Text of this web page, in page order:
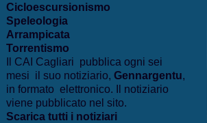
Cicloescursionismo
Speleologia
Arrampicata
Torrentismo
Il CAI Cagliari pubblica ogni sei
mesi il suo notiziario, Gennargentu,
in formato elettronico. Il notiziario
viene pubblicato nel sito.
Scarica tutti i notiziari